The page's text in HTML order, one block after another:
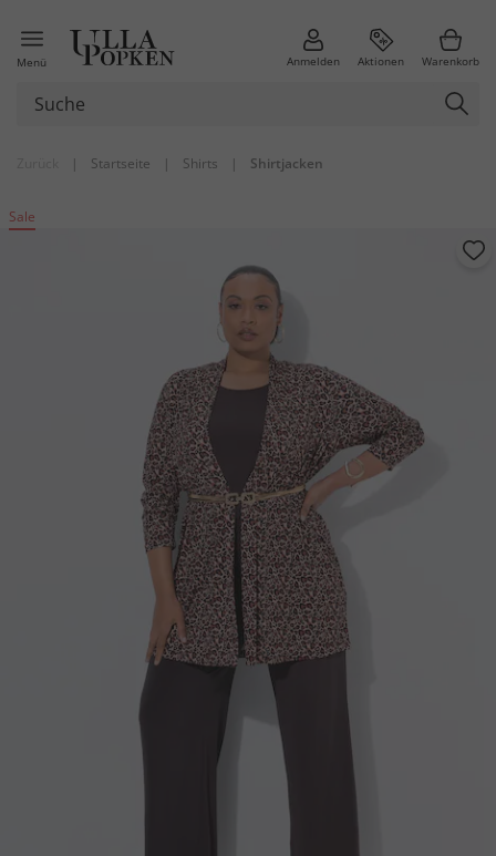
Menü Anmelden Aktionen Warenkorb
| Startseite | Shirts | Shirtjacken
Sale